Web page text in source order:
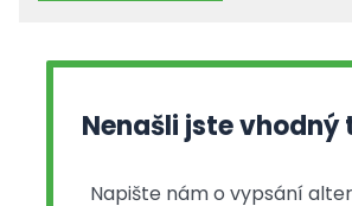
Nenašli jste vhodný
Napište nám o vypsání